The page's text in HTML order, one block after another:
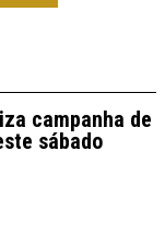
campanha de
sábado